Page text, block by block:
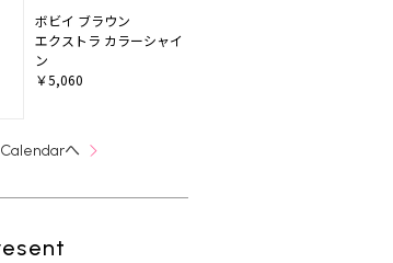
ボビイ ブラウン
エクストラ カラーシャイ
ン
￥5,060
へ